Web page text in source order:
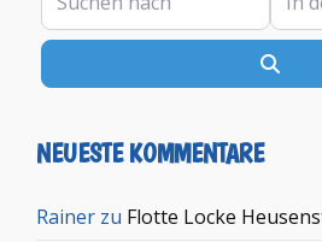
NEUESTE KOMMENTARE
Rainer zu Flotte Locke